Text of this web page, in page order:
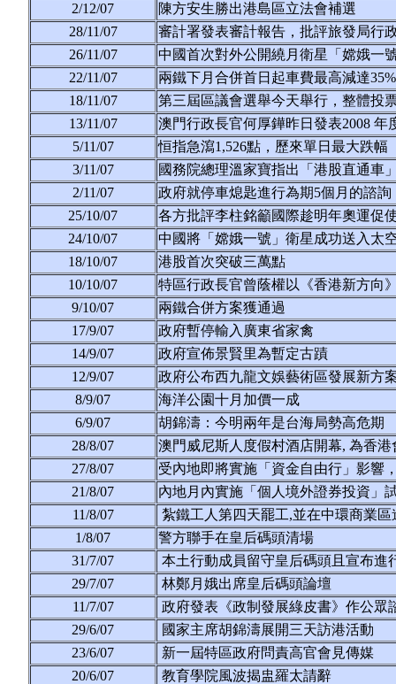
2/12/07
陳方安生勝出港島區立法會補選
28/11/07
審計署發表審計報告，批評旅發局行
26/11/07
中國首次對外公開繞月衛星「嫦娥一
22/11/07
兩鐵下月合併首日起車費最高減達
18/11/07
第三屆區議會選舉今天舉行，整體投
13/11/07
澳門行政長官何厚鏵昨日發表2008 年
5/11/07
恒指急瀉1,526點，歷來單日最大跌幅
3/11/07
國務院總理溫家寶指出「港股直通車
2/11/07
政府就停車熄匙進行為期5個月的諮
25/10/07
各方批評李柱銘籲國際趁明年奧運促
24/10/07
中國將「嫦娥一號」衛星成功送入太
18/10/07
港股首次突破三萬點
10/10/07
特區行政長官曾蔭權以《香港新方向
9/10/07
兩鐵合併方案獲通過
17/9/07
政府暫停輸入廣東省家禽
14/9/07
政府宣佈景賢里為暫定古蹟
12/9/07
政府公布西九龍文娛藝術區發展新方
8/9/07
海洋公園十月加價一成
6/9/07
胡錦濤：今明兩年是台海局勢高危期
28/8/07
澳門威尼斯人度假村酒店開幕, 為香
27/8/07
受內地即將實施「資金自由行」影響
21/8/07
內地月內實施「個人境外證券投資」
11/8/07
紮鐵工人第四天罷工,並在中環商業區
1/8/07
警方聯手在皇后碼頭清場
31/7/07
本土行動成員留守皇后碼頭且宣布進
29/7/07
林鄭月娥出席皇后碼頭論壇
11/7/07
政府發表《政制發展綠皮書》作公眾
29/6/07
國家主席胡錦濤展開三天訪港活動
23/6/07
新一屆特區政府問責高官會見傳媒
20/6/07
教育學院風波揭盅羅太請辭